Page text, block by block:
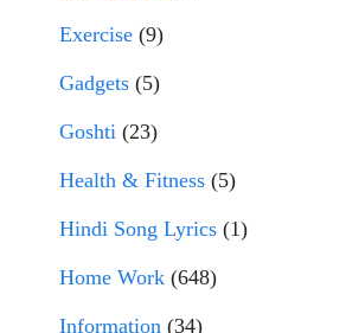
Exercise (9)
Gadgets (5)
Goshti (23)
Health & Fitness (5)
Hindi Song Lyrics (1)
Home Work (648)
Information (34)